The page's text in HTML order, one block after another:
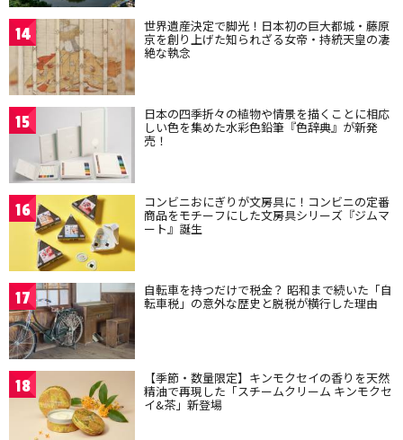
14 世界遺産決定で脚光！日本初の巨大都城・藤原
京を創り上げた知られざる女帝・持統天皇の凄
絶な執念
15 日本の四季折々の植物や情景を描くことに相応
しい色を集めた水彩色鉛筆『色辞典』が新発
売！
16 コンビニおにぎりが文房具に！コンビニの定番
商品をモチーフにした文房具シリーズ『ジムマ
ート』誕生
17 自転車を持つだけで税金？ 昭和まで続いた「自
転車税」の意外な歴史と脱税が横行した理由
18 【季節・数量限定】キンモクセイの香りを天然
精油で再現した「スチームクリーム キンモクセ
イ&茶」新登場